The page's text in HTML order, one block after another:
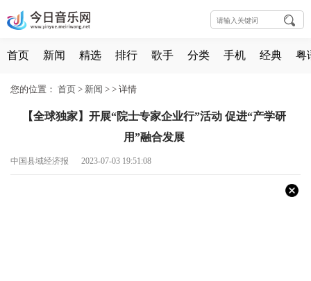
首页 新闻 精选 排行 歌手 分类 手机 经典 粤
您的位置： 首页 > 新闻 > > 详情
【全球独家】开展“院士专家企业行”活动 促进“产学研
用”融合发展
中国县域经济报 2023-07-03 19:51:08